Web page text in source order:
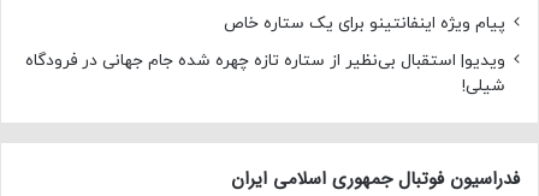
پیام ویژه اینفانتینو برای یک ستاره خاص
ویدیو| استقبال بی‌نظیر از ستاره تازه چهره شده جام جهانی در فرودگاه
شیلی!
فدراسیون فوتبال جمهوری اسلامی ایران